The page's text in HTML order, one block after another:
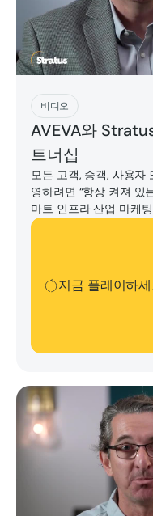
비디오
AVEVA와
트너십
모든 고객, 승객, 사용자
영하려면 “항상 켜져 있
마트 인프라 산업 마케
스트라투스 하드웨어와
지금 플레이하
지금 플레이하세요
지금 플레이하세요